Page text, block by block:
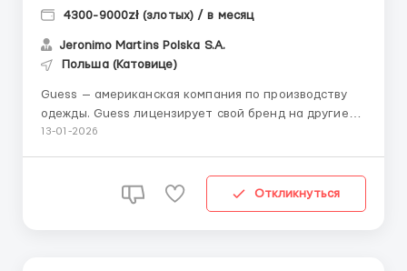
4300-9000zł (злотых) / в месяц
Jeronimo Martins Polska S.A.
Польша (Катовице)
Guess — американская компания по производству
одежды. Guess лицензирует свой бренд на другие
модные аксессуары, такие как часы, ювелирные
@vasily_workEU 📈 Кратко о главном Заработная
13-01-2026
Откликнуться